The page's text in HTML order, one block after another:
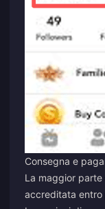
Consegna e
La maggior
accreditata entro